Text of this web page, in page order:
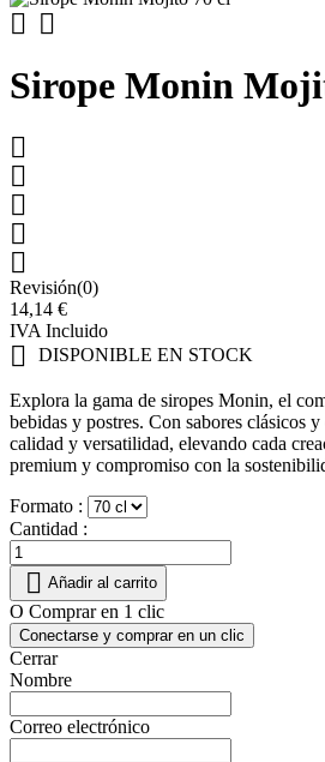
 
Sirope Monin





Revisión(0)
14,14 €
IVA Incluido
 DISPONIBLE EN STOCK
Explora la gama de siropes Monin, el
bebidas y postres. Con sabores clásicos
calidad y versatilidad, elevando cada
premium y compromiso con la
Formato :
Cantidad :
 Añadir al carrito
O Comprar en 1 clic
Conectarse y comprar en un clic
Cerrar
Nombre
Correo electrónico